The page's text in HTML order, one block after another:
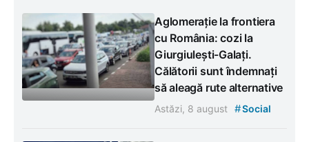
Aglomerație la frontiera
cu România: cozi la
Giurgiulești-Galați.
Călătorii sunt îndemnați
să aleagă rute alternative
Astăzi, 8 august #Social